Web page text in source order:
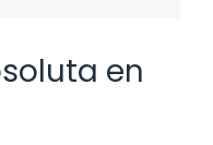
en